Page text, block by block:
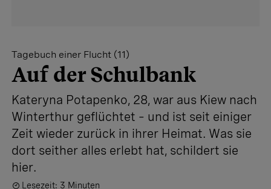
Tagebuch einer Flucht (11)
Auf der Schulbank
Kateryna Potapenko, 28, war aus Kiew nach
Winterthur geflüchtet – und ist seit einiger
Zeit wieder zurück in ihrer Heimat. Was sie
dort seither alles erlebt hat, schildert sie
hier.
Lesezeit: 3 Minuten